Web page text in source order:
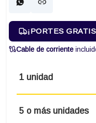
¡PORTES
Cable de corriente
1 unidad
5 o más unidades